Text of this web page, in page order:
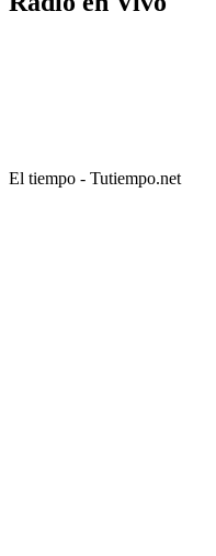
El tiempo - Tutiempo.net